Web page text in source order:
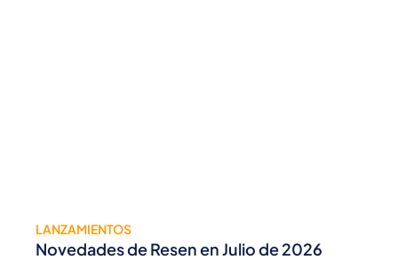
LANZAMIENTOS
Novedades de Resen en Julio de 2026